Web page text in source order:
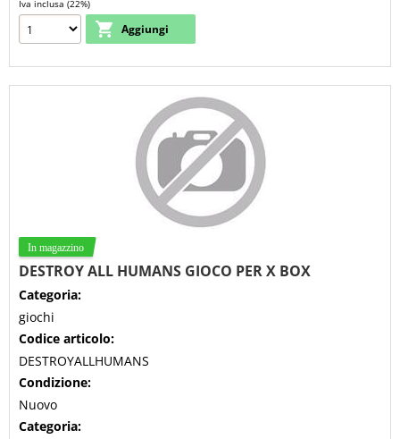
Iva inclusa (22%)
DESTROY ALL HUMANS GIOCO PER X BOX
Categoria:
giochi
Codice articolo:
DESTROYALLHUMANS
Condizione:
Nuovo
Categoria: